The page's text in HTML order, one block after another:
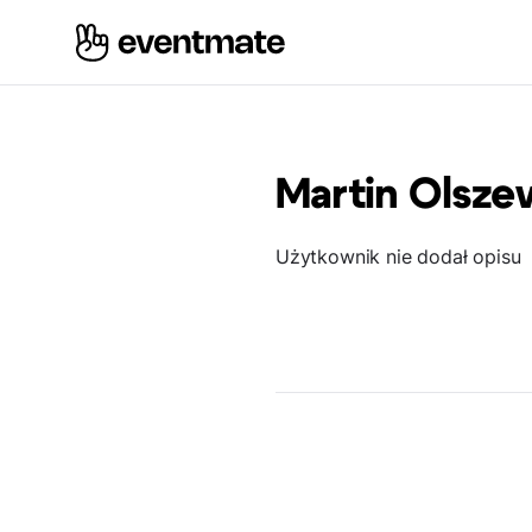
Martin
Użytkownik nie dodał opisu